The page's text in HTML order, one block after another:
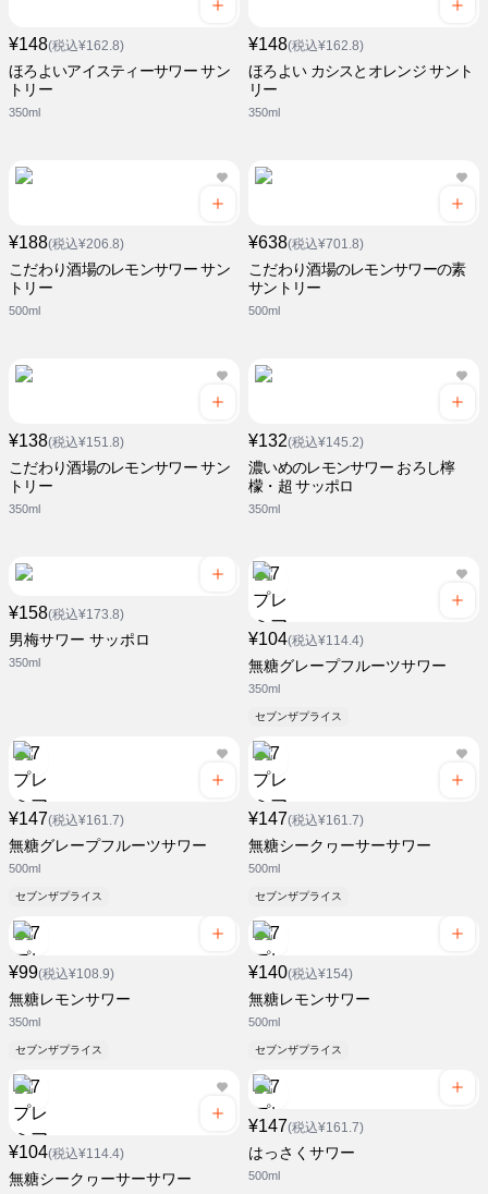
¥148(税込¥162.8)
ほろよいアイスティーサワー サン
トリー
350ml
¥148(税込¥162.8)
ほろよい カシスとオレンジ サント
リー
350ml
¥188(税込¥206.8)
こだわり酒場のレモンサワー サン
トリー
500ml
¥638(税込¥701.8)
こだわり酒場のレモンサワーの素
サントリー
500ml
¥138(税込¥151.8)
こだわり酒場のレモンサワー サン
トリー
350ml
¥132(税込¥145.2)
濃いめのレモンサワー おろし檸
檬・超 サッポロ
350ml
¥158(税込¥173.8)
男梅サワー サッポロ
350ml
¥104(税込¥114.4)
無糖グレープフルーツサワー
350ml
セブンザプライス
¥147(税込¥161.7)
無糖グレープフルーツサワー
500ml
セブンザプライス
¥147(税込¥161.7)
無糖シークヮーサーサワー
500ml
セブンザプライス
¥99(税込¥108.9)
無糖レモンサワー
350ml
セブンザプライス
¥140(税込¥154)
無糖レモンサワー
500ml
セブンザプライス
¥104(税込¥114.4)
無糖シークヮーサーサワー
¥147(税込¥161.7)
はっさくサワー
500ml